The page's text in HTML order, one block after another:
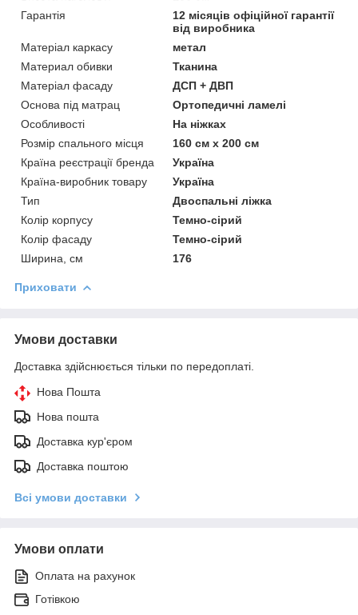
Гарантія
12 місяців офіційної гарантії
від виробника
Матеріал каркасу
метал
Материал обивки
Тканина
Матеріал фасаду
ДСП + ДВП
Основа під матрац
Ортопедичні ламелі
Особливості
На ніжках
Розмір спального місця
160 см х 200 см
Країна реєстрації бренда
Україна
Країна-виробник товару
Україна
Тип
Двоспальні ліжка
Колір корпусу
Темно-сірий
Колір фасаду
Темно-сірий
Ширина, см
176
Приховати
Умови доставки
Доставка здійснюється тільки по передоплаті.
Нова Пошта
Нова пошта
Доставка кур'єром
Доставка поштою
Всі умови доставки
Умови оплати
Оплата на рахунок
Готівкою